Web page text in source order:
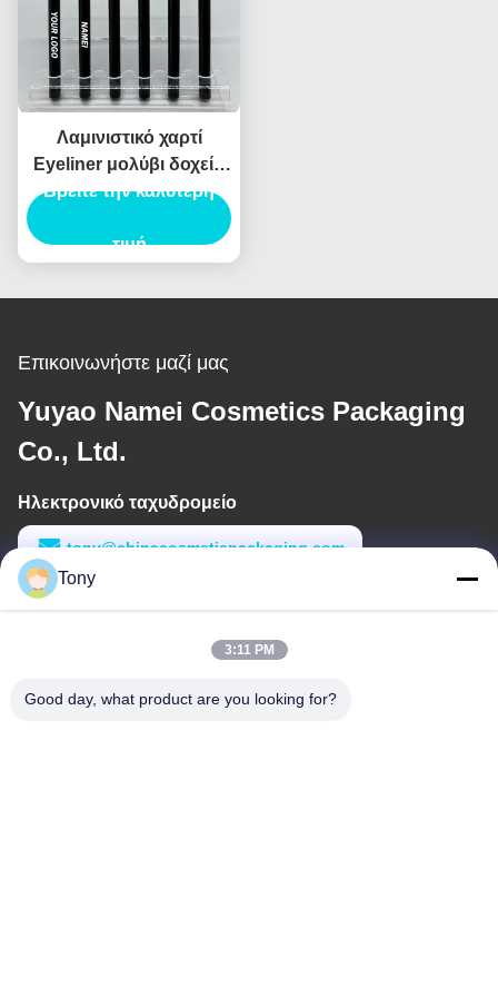
Λαμινιστικό χαρτί
Eyeliner μολύβι δοχείο
συσκευασίας σωλήνα
ενέσεις φούσκωμα
Βρείτε την καλύτερη
τιμή
Επικοινωνήστε μαζί μας
Yuyao Namei Cosmetics Packaging
Co., Ltd.
Ηλεκτρονικό ταχυδρομείο
tony@chinacosmeticpackaging.com
Εργασιακό χρόνο
Tony
3:11 PM
Good day, what product are you looking for?